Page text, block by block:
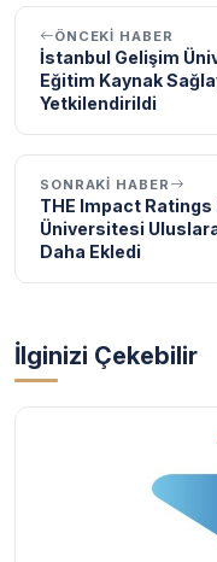
ÖNCEKI HABER
İstanbul Gelişim
Eğitim Kaynak
Yetkilendirildi
SONRAKI HABER
THE Impact Ratings
Üniversitesi
Daha Ekledi
İlginizi Çekebilir